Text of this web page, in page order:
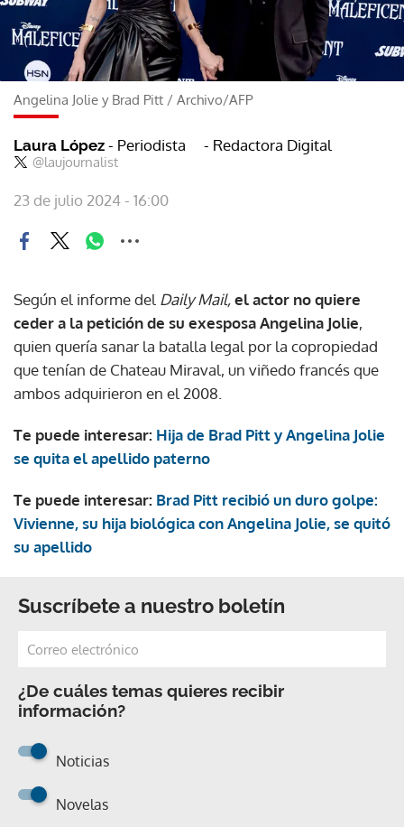
Angelina Jolie y Brad Pitt / Archivo/AFP
Laura López - Periodista
@laujournalist
- Redactora Digital
23 de julio 2024 - 16:00
Según el informe del Daily Mail,el actor no quiere
ceder a la petición de su exesposa Angelina Jolie,
quien quería sanar la batalla legal por la copropiedad
que tenían de Chateau Miraval, un viñedo francés que
ambos adquirieron en el 2008.
Te puede interesar: Hija de Brad Pitt y Angelina Jolie
se quita el apellido paterno
Te puede interesar: Brad Pitt recibió un duro golpe:
Vivienne, su hija biológica con Angelina Jolie, se quitó
su apellido
Suscríbete a nuestro boletín
¿De cuáles temas quieres recibir
información?
Noticias
Novelas